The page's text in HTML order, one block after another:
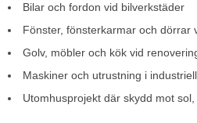
Bilar och fordon vid bilverkstäder
Fönster, fönsterkarmar och dörrar
Golv, möbler och kök vid
Maskiner och utrustning i
Utomhusprojekt där skydd mot